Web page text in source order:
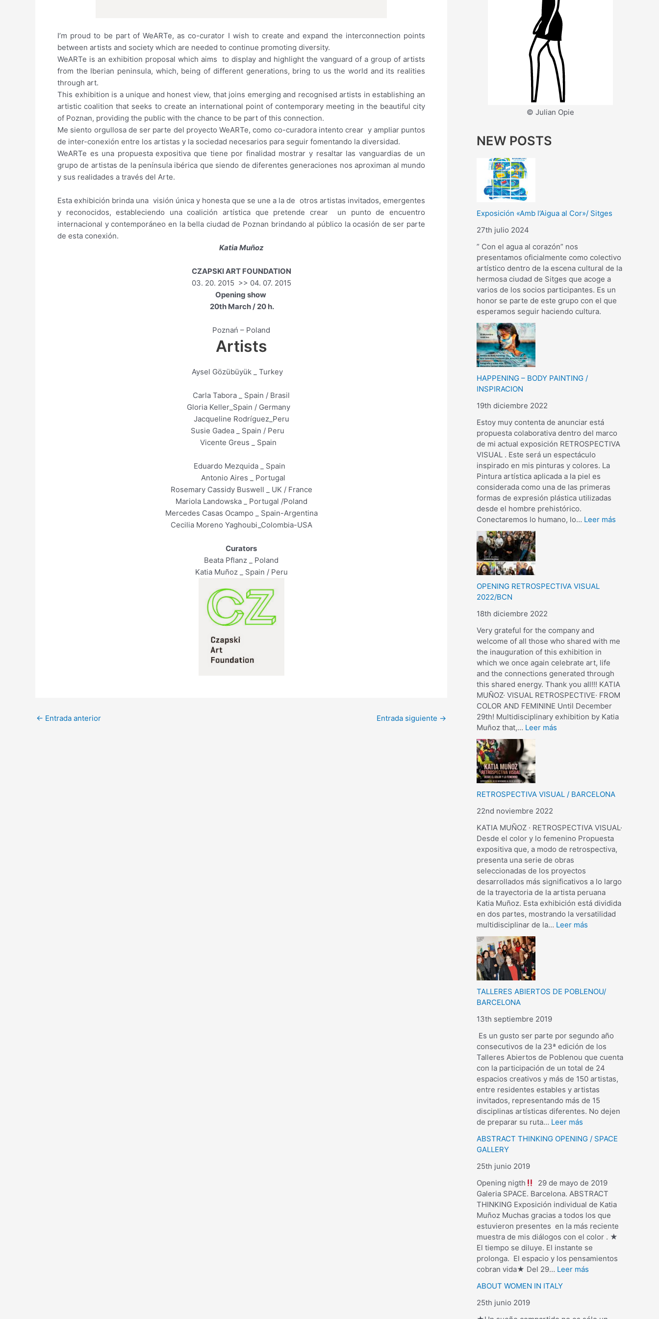
I’m proud to be part of WeARTe, as co-curator I wish to create and expand the interconnection points
between artists and society which are needed to continue promoting diversity.
WeARTe is an exhibition proposal which aims to display and highlight the vanguard of a group of artists
from the Iberian peninsula, which, being of different generations, bring to us the world and its realities
through art.
This exhibition is a unique and honest view, that joins emerging and recognised artists in establishing an
artistic coalition that seeks to create an international point of contemporary meeting in the beautiful city
of Poznan, providing the public with the chance to be part of this connection.
Me siento orgullosa de ser parte del proyecto WeARTe, como co-curadora intento crear y ampliar puntos
de inter-conexión entre los artistas y la sociedad necesarios para seguir fomentando la diversidad.
WeARTe es una propuesta expositiva que tiene por finalidad mostrar y resaltar las vanguardias de un
grupo de artistas de la península ibérica que siendo de diferentes generaciones nos aproximan al mundo
y sus realidades a través del Arte.
Esta exhibición brinda una visión única y honesta que se une a la de otros artistas invitados, emergentes
y reconocidos, estableciendo una coalición artística que pretende crear un punto de encuentro
internacional y contemporáneo en la bella ciudad de Poznan brindando al público la ocasión de ser parte
de esta conexión.
Katia Muñoz
CZAPSKI ART FOUNDATION
03. 20. 2015 >> 04. 07. 2015
Opening show
20th March / 20 h.
Poznań – Poland
Artists
Aysel Gözübüyük _ Turkey
Carla Tabora _ Spain / Brasil
Gloria Keller_Spain / Germany
Jacqueline Rodríguez_Peru
Susie Gadea _ Spain / Peru
Vicente Greus _ Spain
Eduardo Mezquida _ Spain
Antonio Aires _ Portugal
Rosemary Cassidy Buswell _ UK / France
Mariola Landowska _ Portugal /Poland
Mercedes Casas Ocampo _ Spain-Argentina
Cecilia Moreno Yaghoubi_Colombia-USA
Curators
Beata Pflanz _ Poland
Katia Muñoz _ Spain / Peru
← Entrada anterior Entrada siguiente →
© Julian Opie
NEW POSTS
Exposición «Amb l’Aigua al Cor»/ Sitges
27th julio 2024
” Con el agua al corazón” nos
presentamos oficialmente como colectivo
artístico dentro de la escena cultural de la
hermosa ciudad de Sitges que acoge a
varios de los socios participantes. Es un
honor se parte de este grupo con el que
esperamos seguir haciendo cultura.
HAPPENING – BODY PAINTING /
INSPIRACION
19th diciembre 2022
Estoy muy contenta de anunciar está
propuesta colaborativa dentro del marco
de mi actual exposición RETROSPECTIVA
VISUAL . Este será un espectáculo
inspirado en mis pinturas y colores. La
Pintura artística aplicada a la piel es
considerada como una de las primeras
formas de expresión plástica utilizadas
desde el hombre prehistórico.
Conectaremos lo humano, lo… Leer más
OPENING RETROSPECTIVA VISUAL
2022/BCN
18th diciembre 2022
Very grateful for the company and
welcome of all those who shared with me
the inauguration of this exhibition in
which we once again celebrate art, life
and the connections generated through
this shared energy. Thank you all!!! KATIA
MUÑOZ· VISUAL RETROSPECTIVE· FROM
COLOR AND FEMININE Until December
29th! Multidisciplinary exhibition by Katia
Muñoz that,… Leer más
RETROSPECTIVA VISUAL / BARCELONA
22nd noviembre 2022
KATIA MUÑOZ · RETROSPECTIVA VISUAL·
Desde el color y lo femenino Propuesta
expositiva que, a modo de retrospectiva,
presenta una serie de obras
seleccionadas de los proyectos
desarrollados más significativos a lo largo
de la trayectoria de la artista peruana
Katia Muñoz. Esta exhibición está dividida
en dos partes, mostrando la versatilidad
multidisciplinar de la… Leer más
TALLERES ABIERTOS DE POBLENOU/
BARCELONA
13th septiembre 2019
Es un gusto ser parte por segundo año
consecutivos de la 23ª edición de los
Talleres Abiertos de Poblenou que cuenta
con la participación de un total de 24
espacios creativos y más de 150 artistas,
entre residentes estables y artistas
invitados, representando más de 15
disciplinas artísticas diferentes. No dejen
de preparar su ruta… Leer más
ABSTRACT THINKING OPENING / SPACE
GALLERY
25th junio 2019
Opening nigth
29 de mayo de 2019
Galeria SPACE. Barcelona. ABSTRACT
THINKING Exposición individual de Katia
Muñoz Muchas gracias a todos los que
estuvieron presentes en la más reciente
muestra de mis diálogos con el color . ★
El tiempo se diluye. El instante se
prolonga. El espacio y los pensamientos
cobran vida★ Del 29… Leer más
ABOUT WOMEN IN ITALY
25th junio 2019